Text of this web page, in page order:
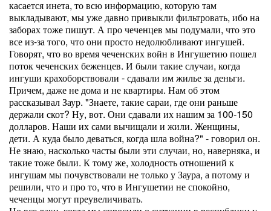
касается инета, то всю информацию, которую там
выкладывают, мы уже давно привыкли фильтровать, ибо на
заборах тоже пишут. А про чеченцев мы подумали, что это
все из-за того, что они просто недолюбливают ингушей.
Говорят, что во время чеченских войн в Ингушетию пошел
поток чеченских беженцев. И были такие случаи, когда
ингуши крахоборствовали - сдавали им жилье за деньги.
Причем, даже не дома и не квартиры. Нам об этом
рассказывал Заур. "Знаете, такие сараи, где они раньше
держали скот? Ну, вот. Они сдавали их нашим за 100-150
долларов. Наши их сами вычищали и жили. Женщины,
дети. А куда было деваться, когда шла война?" - говорил он.
Не знаю, насколько часты были эти случаи, но, наверняка, и
такие тоже были. К тому же, холодность отношений к
ингушам мы почувствовали не только у Заура, а потому и
решили, что и про то, что в Ингушетии не спокойно,
чеченцы могут преувеличивать.